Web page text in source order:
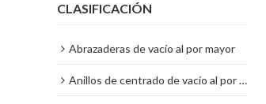
CLASIFICACIÓN
Abrazaderas de vacío al por mayor
Anillos de centrado de vacío al por mayor